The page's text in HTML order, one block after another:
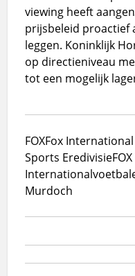
viewing heeft
prijsbeleid proactief
leggen. Koninklijk
op directieniveau
tot een mogelijk
FOXFox
Sports Eredivisie
Internationalvoetbal
Murdoch